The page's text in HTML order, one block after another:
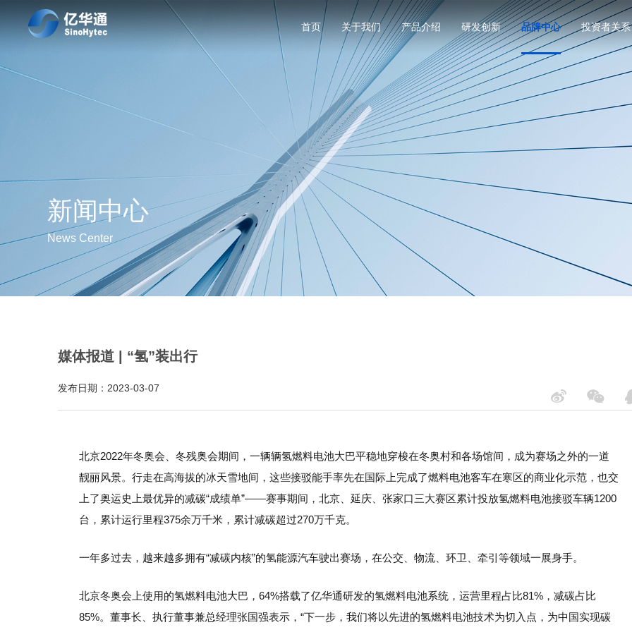
首页 关于我们 产品介绍 研发创新 品牌中心 投资者关系
新闻中心
News Center
媒体报道 | “氢”装出行
发布日期：2023-03-07
北京2022年冬奥会、冬残奥会期间，一辆辆氢燃料电池大巴平稳地穿梭在冬奥村和各场馆间，成为赛场之外的一道
靓丽风景。行走在高海拔的冰天雪地间，这些接驳能手率先在国际上完成了燃料电池客车在寒区的商业化示范，也交
上了奥运史上最优异的减碳“成绩单”——赛事期间，北京、延庆、张家口三大赛区累计投放氢燃料电池接驳车辆1200
台，累计运行里程375余万千米，累计减碳超过270万千克。
一年多过去，越来越多拥有“减碳内核”的氢能源汽车驶出赛场，在公交、物流、环卫、牵引等领域一展身手。
北京冬奥会上使用的氢燃料电池大巴，64%搭载了亿华通研发的氢燃料电池系统，运营里程占比81%，减碳占比
85%。董事长、执行董事兼总经理张国强表示，“下一步，我们将以先进的氢燃料电池技术为切入点，为中国实现碳